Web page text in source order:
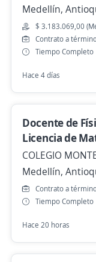
Docente de
4,4
Medellín,
Agencia de
Hace 7 horas
Agencia de
Apartadó,
Medellín,
$ 3.183.069,00
Contrato a
Tiempo Completo
Hace 4 días
Docente de
Licencia de
COLEGIO
Medellín,
Contrato a
Tiempo Completo
Hace 20 horas